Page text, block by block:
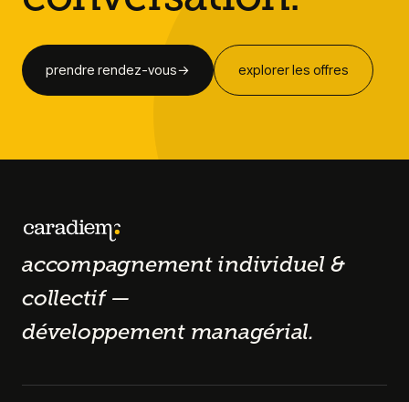
prendre rendez-vous→ explorer les offres
accompagnement individuel &
collectif —
développement managérial.